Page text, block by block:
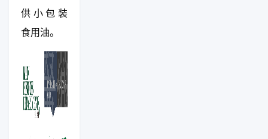
供小包装
食用油。